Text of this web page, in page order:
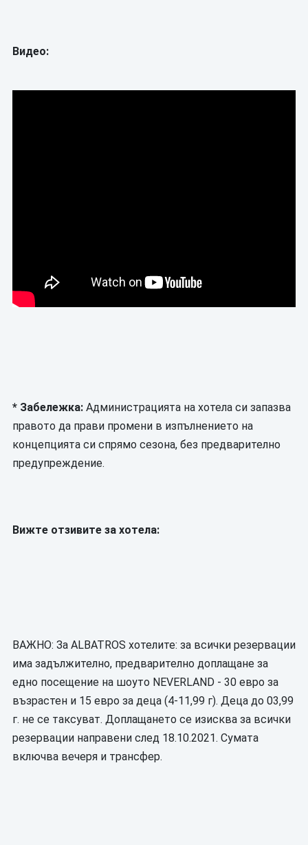
Видео:
* Забележка: Администрацията на хотела си запазва
правото да прави промени в изпълнението на
концепцията си спрямо сезона, без предварително
предупреждение.
Вижте отзивите за хотела:
ВАЖНО: За ALBATROS хотелите: за всички резервации
има задължително, предварително доплащане за
едно посещение на шоуто NEVERLAND - 30 евро за
възрастен и 15 евро за деца (4-11,99 г). Деца до 03,99
г. не се таксуват. Доплащането се изисква за всички
резервации направени след 18.10.2021. Сумата
включва вечеря и трансфер.